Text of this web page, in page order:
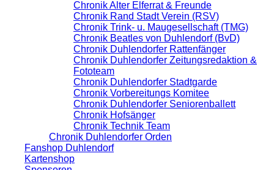
Chronik Alter Elferrat & Freunde
Chronik Rand Stadt Verein (RSV)
Chronik Trink- u. Maugesellschaft (TMG)
Chronik Beatles von Duhlendorf (BvD)
Chronik Duhlendorfer Rattenfänger
Chronik Duhlendorfer Zeitungsredaktion &
Fototeam
Chronik Duhlendorfer Stadtgarde
Chronik Vorbereitungs Komitee
Chronik Duhlendorfer Seniorenballett
Chronik Hofsänger
Chronik Technik Team
Chronik Duhlendorfer Orden
Fanshop Duhlendorf
Kartenshop